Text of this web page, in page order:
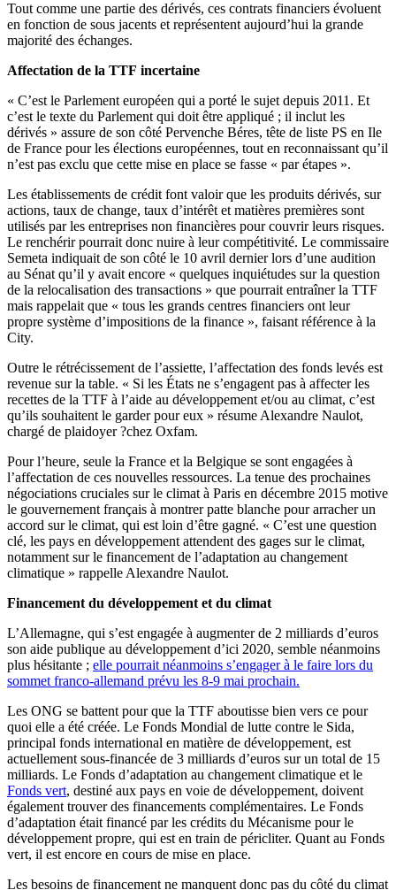
Tout comme une partie des dérivés, ces contrats financiers évoluent
en fonction de sous jacents et représentent aujourd’hui la grande
majorité des échanges.
Affectation de la TTF incertaine
« C’est le Parlement européen qui a porté le sujet depuis 2011. Et
c’est le texte du Parlement qui doit être appliqué ; il inclut les
dérivés » assure de son côté Pervenche Béres, tête de liste PS en Ile
de France pour les élections européennes, tout en reconnaissant qu’il
n’est pas exclu que cette mise en place se fasse « par étapes ».
Les établissements de crédit font valoir que les produits dérivés, sur
actions, taux de change, taux d’intérêt et matières premières sont
utilisés par les entreprises non financières pour couvrir leurs risques.
Le renchérir pourrait donc nuire à leur compétitivité. Le commissaire
Semeta indiquait de son côté le 10 avril dernier lors d’une audition
au Sénat qu’il y avait encore « quelques inquiétudes sur la question
de la relocalisation des transactions » que pourrait entraîner la TTF
mais rappelait que « tous les grands centres financiers ont leur
propre système d’impositions de la finance », faisant référence à la
City.
Outre le rétrécissement de l’assiette, l’affectation des fonds levés est
revenue sur la table. « Si les États ne s’engagent pas à affecter les
recettes de la TTF à l’aide au développement et/ou au climat, c’est
qu’ils souhaitent le garder pour eux » résume Alexandre Naulot,
chargé de plaidoyer ?chez Oxfam.
Pour l’heure, seule la France et la Belgique se sont engagées à
l’affectation de ces nouvelles ressources. La tenue des prochaines
négociations cruciales sur le climat à Paris en décembre 2015 motive
le gouvernement français à montrer patte blanche pour arracher un
accord sur le climat, qui est loin d’être gagné. « C’est une question
clé, les pays en développement attendent des gages sur le climat,
notamment sur le financement de l’adaptation au changement
climatique » rappelle Alexandre Naulot.
Financement du développement et du climat
L’Allemagne, qui s’est engagée à augmenter de 2 milliards d’euros
son aide publique au développement d’ici 2020, semble néanmoins
plus hésitante ; elle pourrait néanmoins s’engager à le faire lors du
sommet franco-allemand prévu les 8-9 mai prochain.
Les ONG se battent pour que la TTF aboutisse bien vers ce pour
quoi elle a été créée. Le Fonds Mondial de lutte contre le Sida,
principal fonds international en matière de développement, est
actuellement sous-financée de 3 milliards d’euros sur un total de 15
milliards. Le Fonds d’adaptation au changement climatique et le
Fonds vert, destiné aux pays en voie de développement, doivent
également trouver des financements complémentaires. Le Fonds
d’adaptation était financé par les crédits du Mécanisme pour le
développement propre, qui est en train de péricliter. Quant au Fonds
vert, il est encore en cours de mise en place.
Les besoins de financement ne manquent donc pas du côté du climat